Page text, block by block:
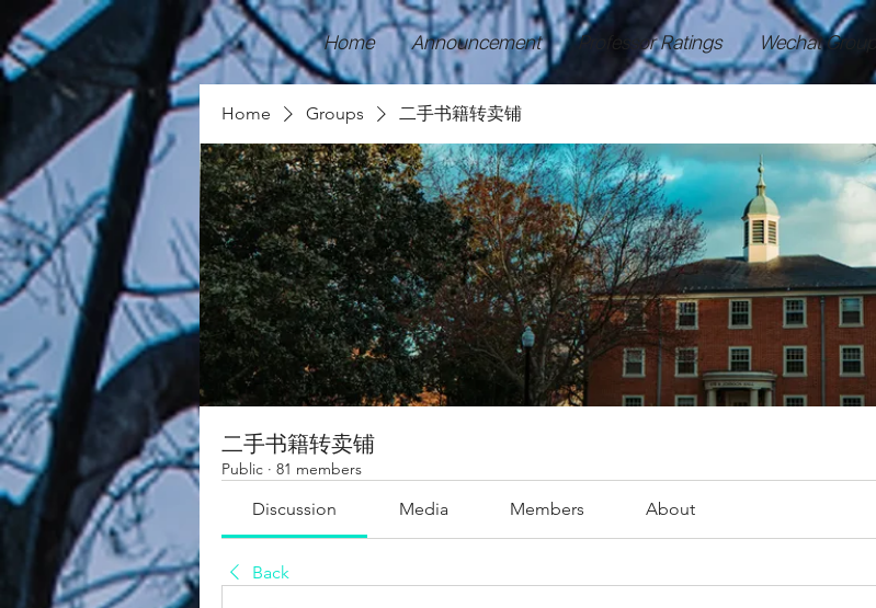
Home Announcement Professor Ratings Wechat Groups
Home Groups 二手书籍转卖铺
二手书籍转卖铺
Public · 81 members
Discussion Media Members About
Back